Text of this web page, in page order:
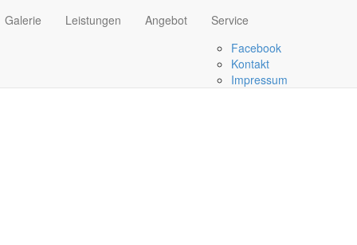
Galerie Leistungen Angebot
Service
Facebook
Kontakt
Impressum